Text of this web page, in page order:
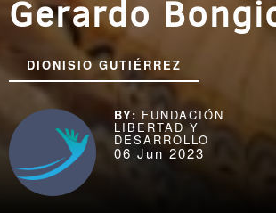
Gerardo
DIONISIO GUTIÉRREZ
FUNDACIÓN
LIBERTAD Y
DESARROLLO
06 Jun 2023